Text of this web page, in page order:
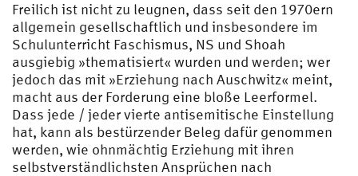
Freilich ist nicht zu leugnen, dass seit den 1970ern
allgemein gesellschaftlich und insbesondere im
Schulunterricht Faschismus, NS und Shoah
ausgiebig »thematisiert« wurden und werden; wer
jedoch das mit »Erziehung nach Auschwitz« meint,
macht aus der Forderung eine bloße Leerformel.
Dass jede / jeder vierte antisemitische Einstellung
hat, kann als bestürzender Beleg dafür genommen
werden, wie ohnmächtig Erziehung mit ihren
selbstverständlichsten Ansprüchen nach